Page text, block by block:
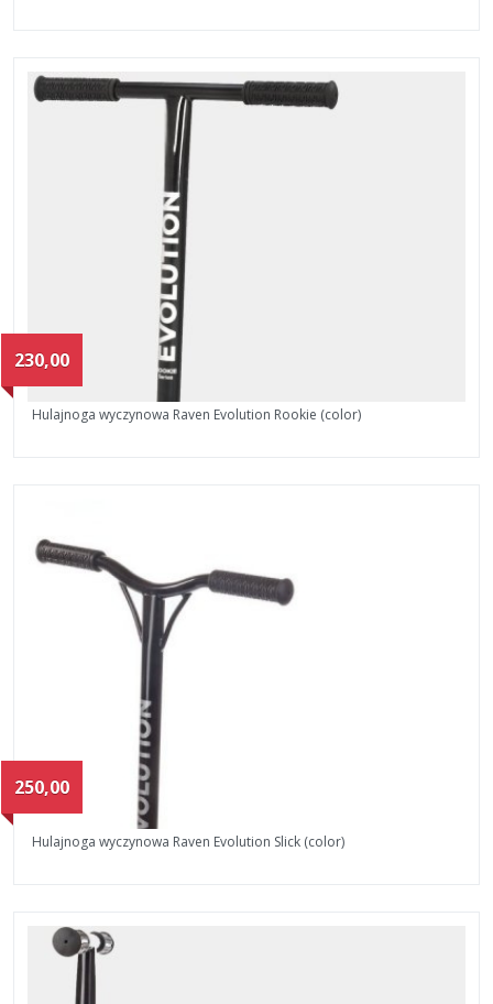
230,00
Hulajnoga wyczynowa Raven Evolution Rookie (color)
250,00
Hulajnoga wyczynowa Raven Evolution Slick (color)